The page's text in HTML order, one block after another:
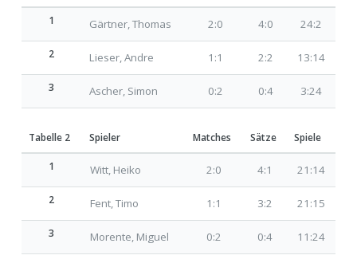
1 Gärtner, Thomas 2:0 4:0 24:2
2 Lieser, Andre 1:1 2:2 13:14
3 Ascher, Simon 0:2 0:4 3:24
Tabelle 2 Spieler Matches Sätze Spiele
1 Witt, Heiko 2:0 4:1 21:14
2 Fent, Timo 1:1 3:2 21:15
3 Morente, Miguel 0:2 0:4 11:24